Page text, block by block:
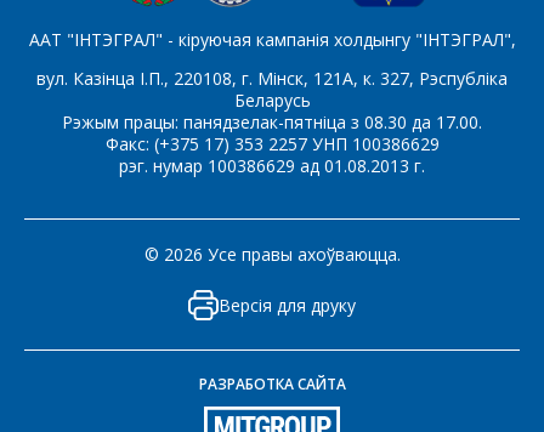
ААТ "ІНТЭГРАЛ" - кіруючая кампанія холдынгу "ІНТЭГРАЛ",
вул. Казінца І.П., 220108, г. Мінск, 121А, к. 327, Рэспубліка
Беларусь
Рэжым працы: панядзелак-пятніца з 08.30 да 17.00.
Факс: (+375 17) 353 2257 УНП 100386629
рэг. нумар 100386629 ад 01.08.2013 г.
© 2026 Усе правы ахоўваюцца.
Версія для друку
РАЗРАБОТКА САЙТА
Паведамленне
СОХРАНИТЬ